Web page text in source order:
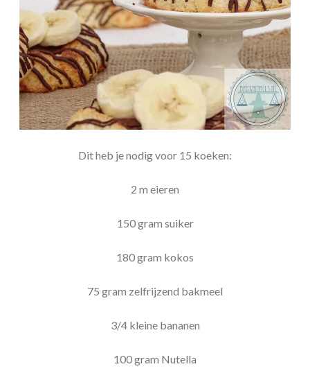
Dit heb je nodig voor 15 koeken:
2 m eieren
150 gram suiker
180 gram kokos
75 gram zelfrijzend bakmeel
3/4 kleine bananen
100 gram Nutella